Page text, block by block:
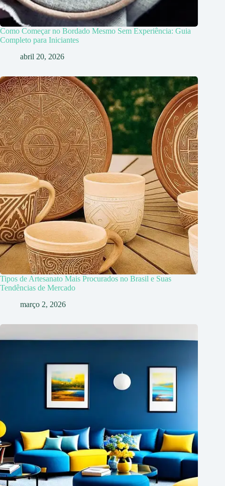
Como Começar no Bordado Mesmo Sem Experiência: Guia
Completo para Iniciantes
abril 20, 2026
Tipos de Artesanato Mais Procurados no Brasil e Suas
Tendências de Mercado
março 2, 2026